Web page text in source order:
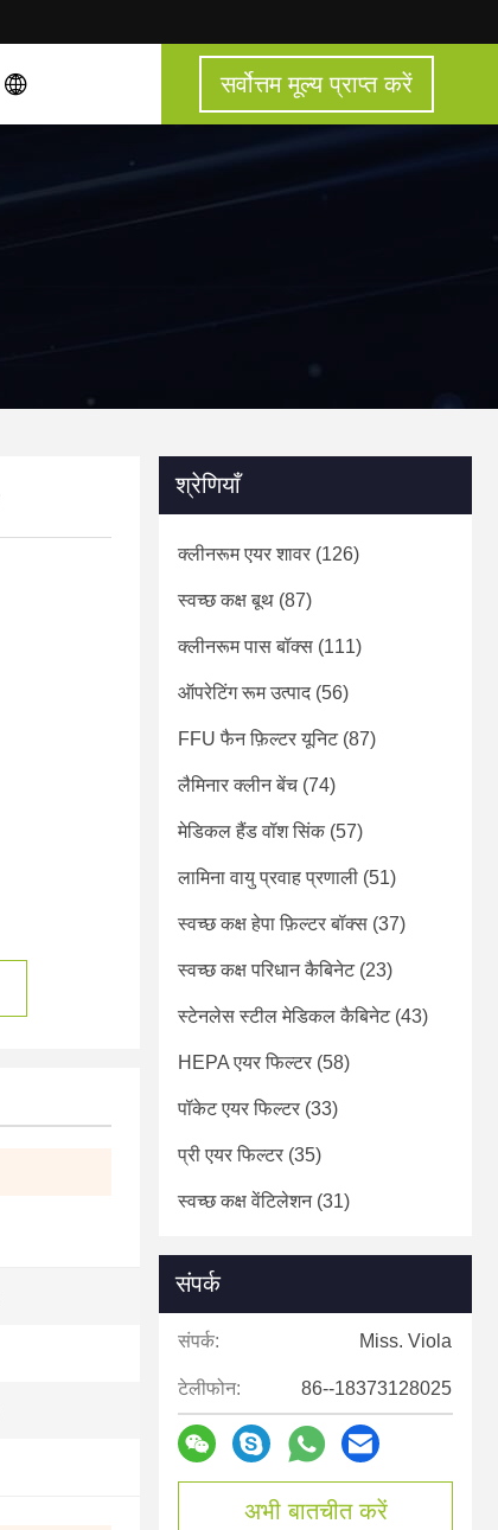
सर्वोत्तम मूल्य प्राप्त करें
श्रेणियाँ
क्लीनरूम एयर शावर (126)
स्वच्छ कक्ष बूथ (87)
क्लीनरूम पास बॉक्स (111)
ऑपरेटिंग रूम उत्पाद(56)
FFU फैन फ़िल्टर यूनिट(87)
लैमिनार क्लीन बेंच (74)
मेडिकल हैंड वॉश सिंक (57)
लामिना वायु प्रवाह प्रणाली (51)
स्वच्छ कक्ष हेपा फ़िल्टर बॉक्स (37)
स्वच्छ कक्ष परिधान कैबिनेट(23)
स्टेनलेस स्टील मेडिकल कैबिनेट(43)
HEPA एयर फिल्टर (58)
पॉकेट एयर फिल्टर (33)
प्री एयर फिल्टर (35)
स्वच्छ कक्ष वेंटिलेशन(31)
संपर्क
संपर्क: Miss. Viola
टेलीफोन: 86--18373128025
अभी बातचीत करें